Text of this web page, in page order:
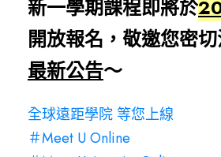
新一學期課程即將於
開放報名， 敬邀您密
最新公告～
全球遠距學院 等您上線
＃Meet U Online